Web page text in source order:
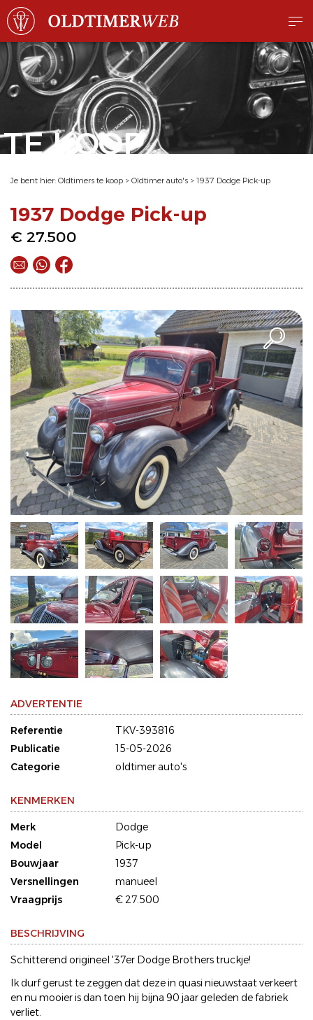
TE KOOP
Je bent hier: Oldtimers te koop > Oldtimer auto's > 1937 Dodge Pick-up
1937 Dodge Pick-up
€ 27.500
ADVERTENTIE
Referentie
TKV-393816
Publicatie
15-05-2026
Categorie
oldtimer auto's
KENMERKEN
Merk
Dodge
Model
Pick-up
Bouwjaar
1937
Versnellingen
manueel
Vraagprijs
€ 27.500
BESCHRIJVING
Schitterend origineel '37er Dodge Brothers truckje!
Ik durf gerust te zeggen dat deze in quasi nieuwstaat verkeert
en nu mooier is dan toen hij bijna 90 jaar geleden de fabriek
verliet.